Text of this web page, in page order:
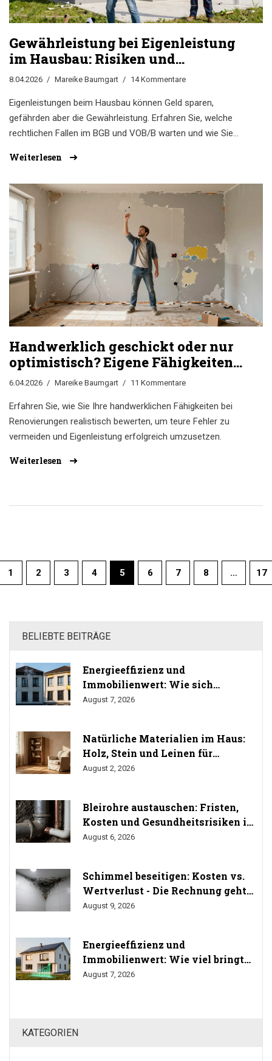
Gewährleistung bei Eigenleistung
im Hausbau: Risiken und
rechtliche Fallen
8.04.2026 Mareike Baumgart 14 Kommentare
Eigenleistungen beim Hausbau können Geld sparen,
gefährden aber die Gewährleistung. Erfahren Sie, welche
rechtlichen Fallen im BGB und VOB/B warten und wie Sie
Weiterlesen
Handwerklich geschickt oder nur
optimistisch? Eigene Fähigkeiten
beim Renovieren realistisch
6.04.2026 Mareike Baumgart 11 Kommentare
Erfahren Sie, wie Sie Ihre handwerklichen Fähigkeiten bei
Renovierungen realistisch bewerten, um teure Fehler zu
vermeiden und Eigenleistung erfolgreich umzusetzen.
Weiterlesen
1 2 3 4 5 6 7 8 … 17
BELIEBTE BEITRÄGE
Energieeffizienz und
Immobilienwert: Wie sich
Sanierung auf den Preis auswirkt
August 7, 2026
Natürliche Materialien im Haus:
Holz, Stein und Leinen für
gesundes Wohnen
August 2, 2026
Bleirohre austauschen: Fristen,
Kosten und Gesundheitsrisiken im
Trinkwasser
August 6, 2026
Schimmel beseitigen: Kosten vs.
Wertverlust - Die Rechnung geht
auf
August 9, 2026
Energieeffizienz und
Immobilienwert: Wie viel bringt
Sanierung wirklich? (Studien
August 7, 2026
KATEGORIEN